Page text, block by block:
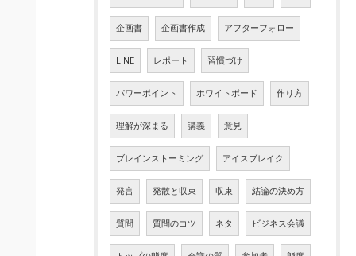
企画書 企画書作成 アフターフォロー
LINE レポート 習慣づけ
パワーポイント ホワイトボード 作り方
理解が深まる 講義 意見
ブレインストーミング アイスブレイク
発言 発散と収束 収束 結論の決め方
質問 質問のコツ ネタ ビジネス会議